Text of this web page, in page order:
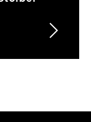
Inhalt